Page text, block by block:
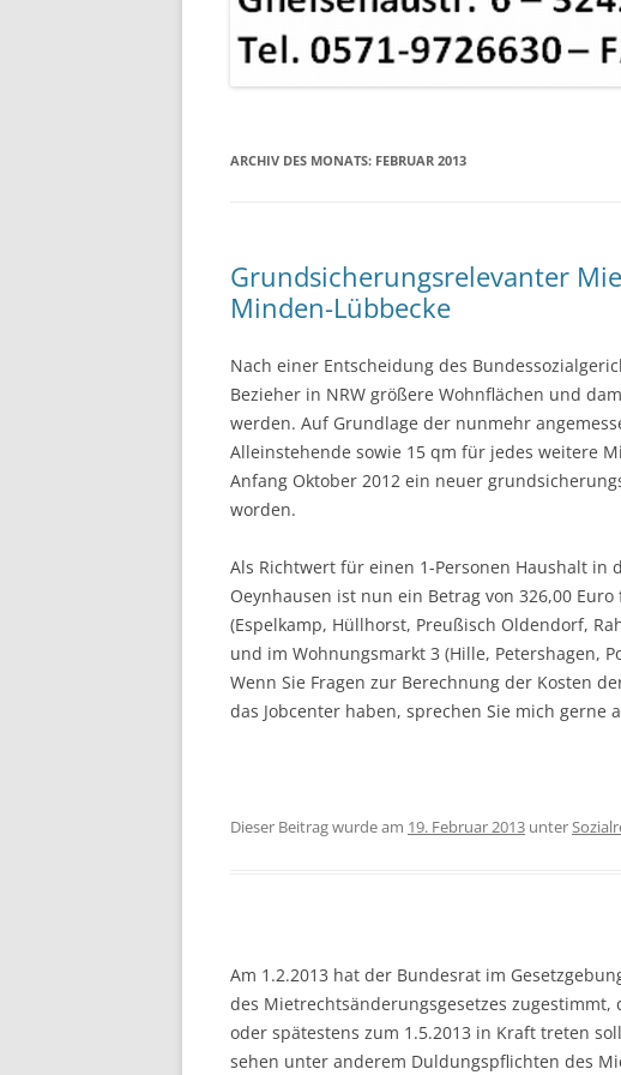
ARCHIV DES MONATS: FEBRUAR 2013
Grundsicherungsrelevanter
Minden-Lübbecke
Nach einer Entscheidung des
Bezieher in NRW größere Wohnflächen und
werden. Auf Grundlage der nunmehr
Alleinstehende sowie 15 qm für jedes weitere
Anfang Oktober 2012 ein neuer
worden.
Als Richtwert für einen 1-Personen Haushalt in
Oeynhausen ist nun ein Betrag von 326,00
(Espelkamp, Hüllhorst, Preußisch Oldendorf,
und im Wohnungsmarkt 3 (Hille, Petershagen,
Wenn Sie Fragen zur Berechnung der Kosten
das Jobcenter haben, sprechen Sie mich gerne
Dieser Beitrag wurde am 19. Februar 2013 unter
Am 1.2.2013 hat der Bundesrat im
des Mietrechtsänderungsgesetzes zugestimmt,
oder spätestens zum 1.5.2013 in Kraft treten
sehen unter anderem Duldungspflichten des